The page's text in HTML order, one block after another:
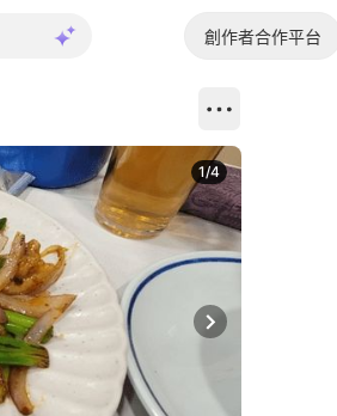
創作者合作平台
Next slide
1/4